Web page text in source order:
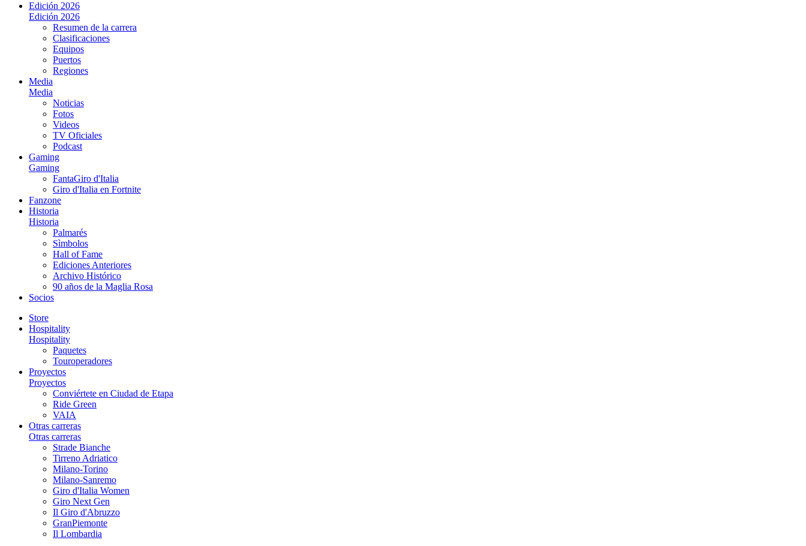
Edición 2026
Edición 2026
Resumen de la carrera
Clasificaciones
Equipos
Puertos
Regiones
Media
Media
Noticias
Fotos
Videos
TV Oficiales
Podcast
Gaming
Gaming
FantaGiro d'Italia
Giro d'Italia en Fortnite
Fanzone
Historia
Historia
Palmarés
Sìmbolos
Hall of Fame
Ediciones Anteriores
Archivo Histórico
90 años de la Maglia Rosa
Socios
Store
Hospitality
Hospitality
Paquetes
Touroperadores
Proyectos
Proyectos
Conviértete en Ciudad de Etapa
Ride Green
VAIA
Otras carreras
Otras carreras
Strade Bianche
Tirreno Adriatico
Milano-Torino
Milano-Sanremo
Giro d'Italia Women
Giro Next Gen
Il Giro d'Abruzzo
GranPiemonte
Il Lombardia